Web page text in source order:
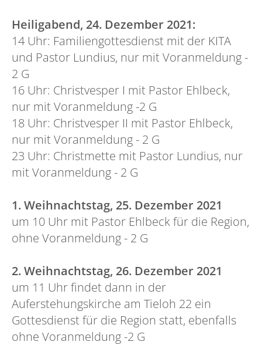
Heiligabend, 24. Dezember 2021:
14 Uhr: Familiengottesdienst mit der KITA
und Pastor Lundius, nur mit Voranmeldung -
2 G
16 Uhr: Christvesper I mit Pastor Ehlbeck,
nur mit Voranmeldung -2 G
18 Uhr: Christvesper II mit Pastor Ehlbeck,
nur mit Voranmeldung - 2 G
23 Uhr: Christmette mit Pastor Lundius, nur
mit Voranmeldung - 2 G
1. Weihnachtstag, 25. Dezember 2021
um 10 Uhr mit Pastor Ehlbeck für die Region,
ohne Voranmeldung - 2 G
2. Weihnachtstag, 26. Dezember 2021
um 11 Uhr findet dann in der
Auferstehungskirche am Tieloh 22 ein
Gottesdienst für die Region statt, ebenfalls
ohne Voranmeldung -2 G